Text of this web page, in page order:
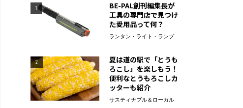
1
BE-PAL創刊編集長が
工具の専門店で見つけ
た愛用品って何？
ランタン・ライト・ランプ
2
夏は道の駅で「とうも
ろこし」を楽しもう！
便利なとうもろこしカ
ッターも紹介
サスティナブル＆ローカル